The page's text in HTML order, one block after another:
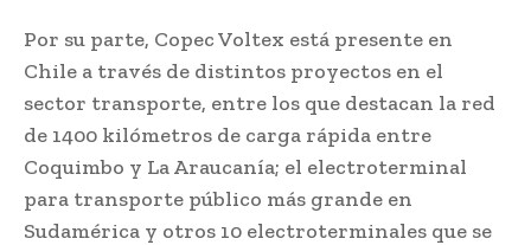
Por su parte, Copec Voltex está presente en
Chile a través de distintos proyectos en el
sector transporte, entre los que destacan la red
de 1400 kilómetros de carga rápida entre
Coquimbo y La Araucanía; el electroterminal
para transporte público más grande en
Sudamérica y otros 10 electroterminales que se